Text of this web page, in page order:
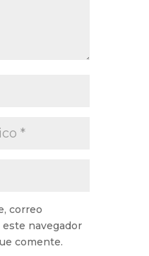
correo
navegador
comente.